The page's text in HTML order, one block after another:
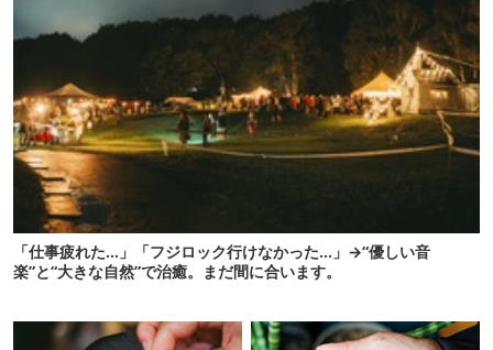
「仕事疲れた…」「フジロック行けなかった…」→“優しい音
楽”と“大きな自然”で治癒。まだ間に合います。